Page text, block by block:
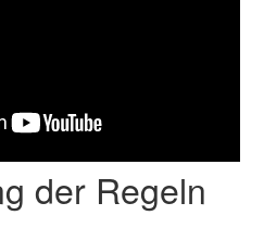
der Regeln